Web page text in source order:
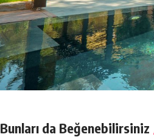
Bunları da Beğenebilirsiniz